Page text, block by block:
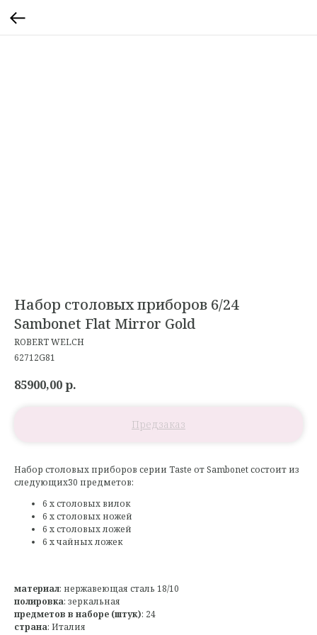
Набор столовых приборов 6/24
Sambonet Flat Mirror Gold
ROBERT WELCH
62712G81
85900,00р.
Набор столовых приборов серии Taste от Sambonet состоит из
следующих30 предметов:
6 x столовых вилок
6 x столовых ножей
6 x столовых ложей
6 x чайных ложек
материал: нержавеющая сталь 18/10
полировка: зеркальная
предметов в наборе (штук): 24
страна: Италия